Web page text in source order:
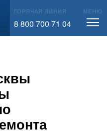
ГОРЯЧАЯ ЛИНИЯ
8 800 700 71 04
МЕНЮ